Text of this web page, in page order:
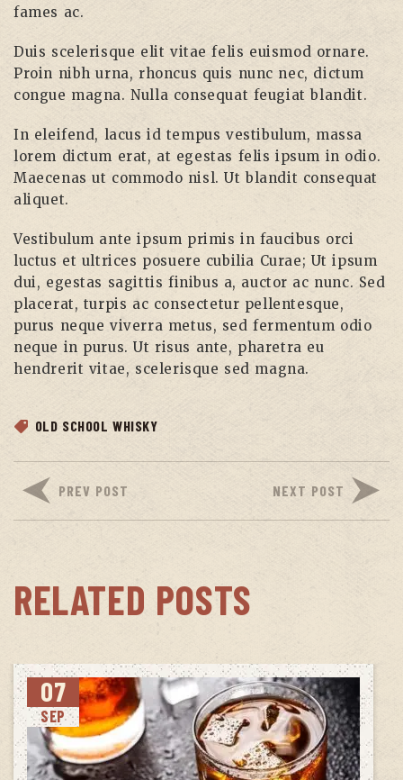
fames ac.
Duis scelerisque elit vitae felis euismod ornare.
Proin nibh urna, rhoncus quis nunc nec, dictum
congue magna. Nulla consequat feugiat blandit.
In eleifend, lacus id tempus vestibulum, massa
lorem dictum erat, at egestas felis ipsum in odio.
Maecenas ut commodo nisl. Ut blandit consequat
aliquet.
Vestibulum ante ipsum primis in faucibus orci
luctus et ultrices posuere cubilia Curae; Ut ipsum
dui, egestas sagittis finibus a, auctor ac nunc. Sed
placerat, turpis ac consectetur pellentesque,
purus neque viverra metus, sed fermentum odio
neque in purus. Ut risus ante, pharetra eu
hendrerit vitae, scelerisque sed magna.
OLD SCHOOL WHISKY
PREV POST NEXT POST
RELATED POSTS
07
SEP